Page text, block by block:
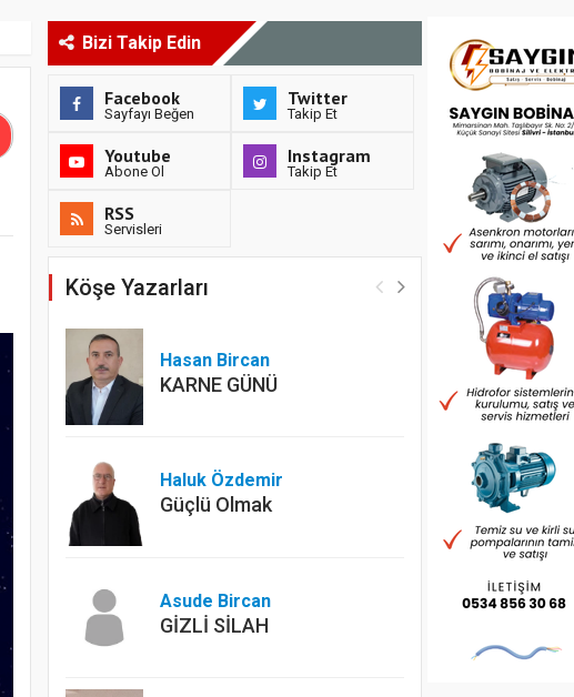
Bizi Takip Edin
Facebook
Sayfayı Beğen
Twitter
Takip Et
Youtube
Abone Ol
Instagram
Takip Et
RSS
Servisleri
Köşe Yazarları
Hasan Bircan
KARNE GÜNÜ
Haluk Özdemir
Güçlü Olmak
Asude Bircan
GİZLİ SİLAH